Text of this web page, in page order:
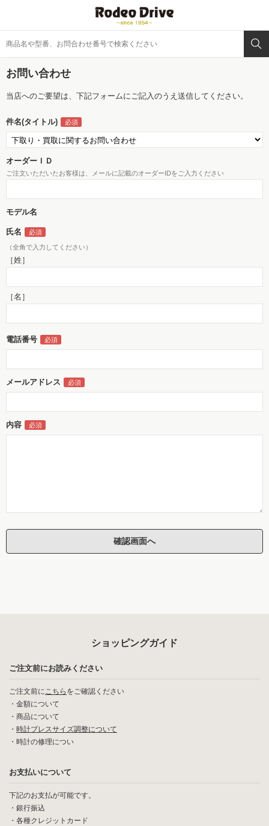
お問い合わせ
当店へのご要望は、下記フォームにご記入のうえ送信してください。
件名(タイトル)
オーダーＩＤ
ご注文いただいたお客様は、メールに記載のオーダーIDをご入力ください
モデル名
氏名
（全角で入力してください）
［姓］
［名］
電話番号
メールアドレス
内容
ショッピングガイド
ご注文前にお読みください
ご注文前にこちら をご確認ください
・ 金額について
・ 商品について
・ 時計ブレスサイズ調整について
・ 時計の修理につい
お支払いについて
下記のお支払が可能です。
・銀行振込
・各種クレジットカード